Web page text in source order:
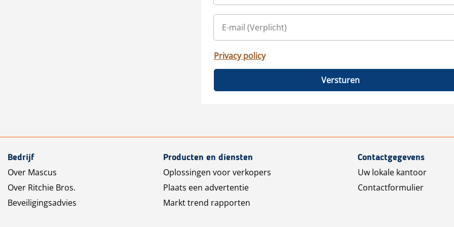
Privacy policy
Versturen
Bedrijf
Over Mascus
Over Ritchie Bros.
Beveiligingsadvies
Producten en diensten
Oplossingen voor verkopers
Plaats een advertentie
Markt trend rapporten
Contactgegevens
Uw lokale kantoor
Contactformulier